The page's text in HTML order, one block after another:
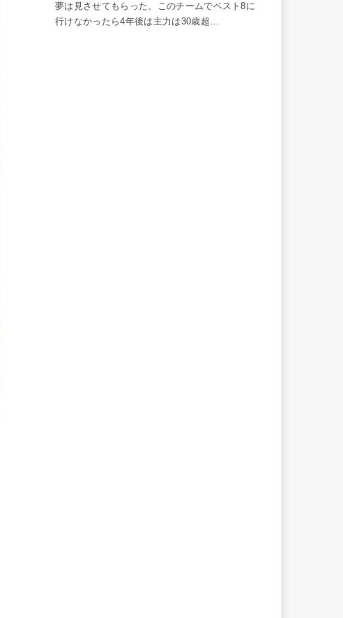
夢は見させてもらった。このチームでベスト8に
行けなかったら4年後は主力は30歳超…